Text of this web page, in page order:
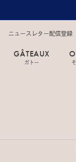
ニュースレター配信登録
GÂTEAUX
ガトー